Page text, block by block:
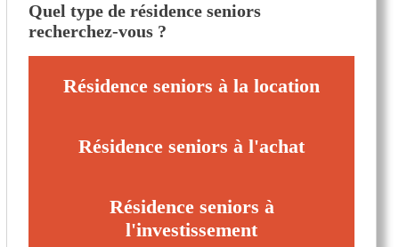
Quel type de résidence seniors
recherchez-vous ?
Résidence seniors à la location
Résidence seniors à l'achat
Résidence seniors à
l'investissement